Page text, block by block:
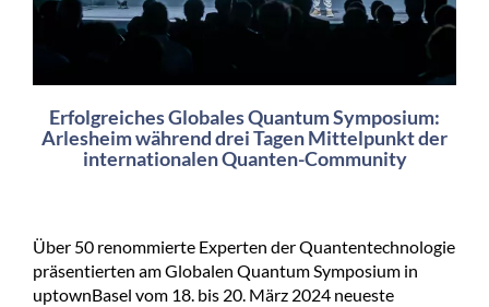
Erfolgreiches Globales Quantum Symposium:
Arlesheim während drei Tagen Mittelpunkt der
internationalen Quanten-Community
Über 50 renommierte Experten der Quantentechnologie
präsentierten am Globalen Quantum Symposium in
uptownBasel vom 18. bis 20. März 2024 neueste